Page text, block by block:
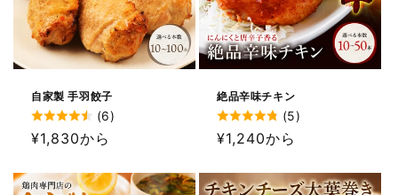
自家製 手羽餃子
(6)
通
価
¥1,830から
絶品辛味チキン
(5)
通
価
¥1,240から